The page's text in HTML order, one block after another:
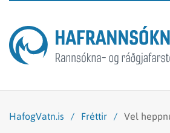
HafogVatn.is / Fréttir / Vel